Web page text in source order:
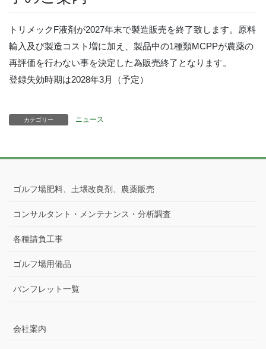
トリメックF液剤が2027年末で製造販売を終了致します。原料
輸入及び製造コスト増に加え、製品中の1種類MCPPが農薬の
再評価を行わない事を決定した為販売終了となります。
登録失効時期は2028年3月（予定）
カテゴリー ニュース
ゴルフ場肥料、土壌改良剤、農薬販売
コンサルタント・メンテナンス・分析調査
各種請負工事
ゴルフ場用備品
パンフレット一覧
会社案内